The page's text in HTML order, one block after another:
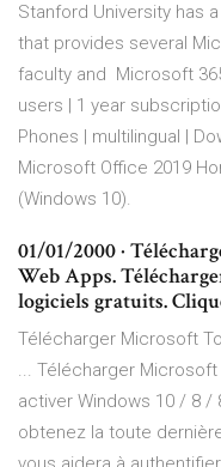
Stanford University has
that provides several
faculty and Microsoft
users | 1 year
Phones | multilingual |
Microsoft Office 2019
(Windows 10).
01/01/2000 ·
Web Apps.
logiciels gratuits.
Télécharger Microsoft
... Télécharger
activer Windows 10 / 8 /
obtenez la toute